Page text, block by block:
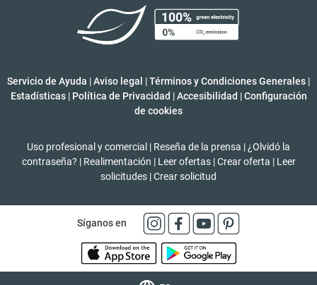
Servicio de Ayuda |Aviso legal |Términos y Condiciones Generales |
Estadísticas | Política de Privacidad | Accesibilidad | Configuración
de cookies
Uso profesional y comercial | Reseña de la prensa | ¿Olvidó la
contraseña? | Realimentación | Leer ofertas | Crear oferta | Leer
solicitudes |Crear solicitud
Síganos en